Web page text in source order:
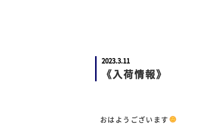
2023.3.11
《入荷情報》
おはようございます